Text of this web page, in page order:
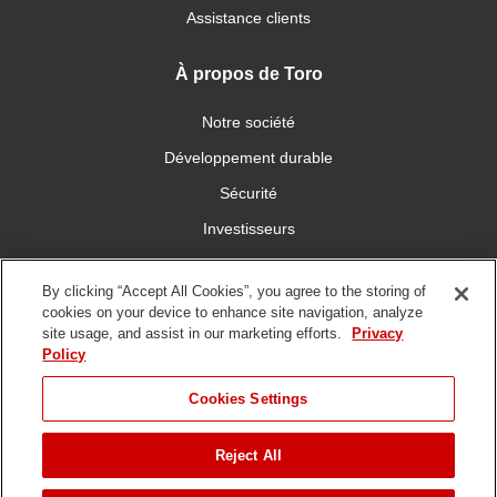
Assistance clients
À propos de Toro
Notre société
Développement durable
Sécurité
Investisseurs
Carrières
Connectez-vous avec nous
d'utilisation
Politique de
confidentialité
copyrights
By clicking “Accept All Cookies”, you agree to the storing of
cookies on your device to enhance site navigation, analyze
site usage, and assist in our marketing efforts.
Privacy
Policy
Cookies Settings
Reject All